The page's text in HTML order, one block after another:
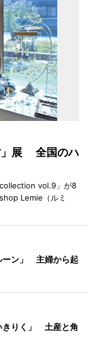
」展 全国のハ
collection vol.9」が8
Lemie（ルミ
ーン」 主婦から起
きりく」 土産と角